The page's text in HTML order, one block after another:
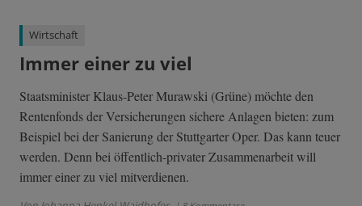
Wirtschaft
Immer einer zu viel
Staatsminister Klaus-Peter Murawski (Grüne) möchte den
Rentenfonds der Versicherungen sichere Anlagen bieten: zum
Beispiel bei der Sanierung der Stuttgarter Oper. Das kann teuer
werden. Denn bei öffentlich-privater Zusammenarbeit will
immer einer zu viel mitverdienen.